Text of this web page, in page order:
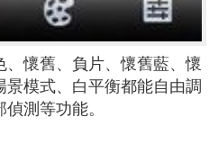
、懷舊、負片、懷舊藍、懷
景模式、白平衡都能自由調
測等功能。